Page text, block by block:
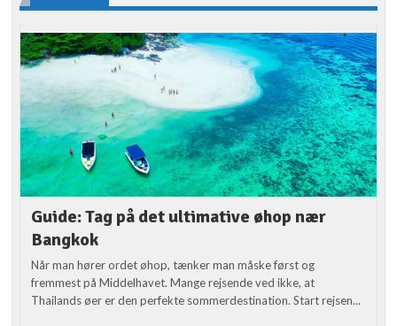
Guide: Tag på det ultimative øhop nær
Bangkok
Når man hører ordet øhop, tænker man måske først og
fremmest på Middelhavet. Mange rejsende ved ikke, at
Thailands øer er den perfekte sommerdestination. Start rejsen...